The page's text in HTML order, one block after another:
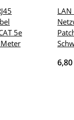
5e
LAN